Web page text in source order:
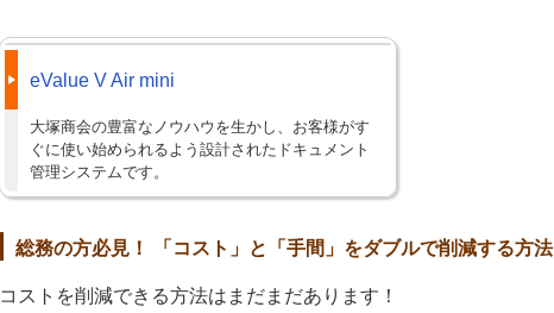
eValue V Air mini
大塚商会の豊富なノウハウを生かし、お客様がす
ぐに使い始められるよう設計されたドキュメント
管理システムです。
総務の方必見！ 「コスト」と「手間」をダブルで削減する方法
コストを削減できる方法はまだまだあります！